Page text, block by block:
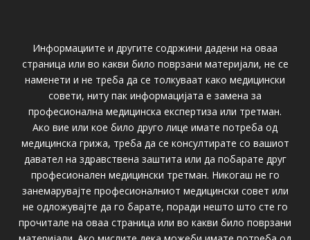
Информациите и другите содржини дадени на оваа
страница или во какви било поврзани материјали, не се
наменети и не треба да се толкуваат како медицински
совети, ниту пак информацијата е замена за
професионална медицинска експертиза или третман.
Ако вие или кое било друго лице имате потреба од
медицинска грижа, треба да се консултирате со вашиот
давател на здравствена заштита или да побарате друг
професионален медицински третман. Никогаш не го
занемарувајте професионалниот медицински совет или
не одложувајте да го барате, поради нешто што сте го
прочитале на оваа страница или во какви било поврзани